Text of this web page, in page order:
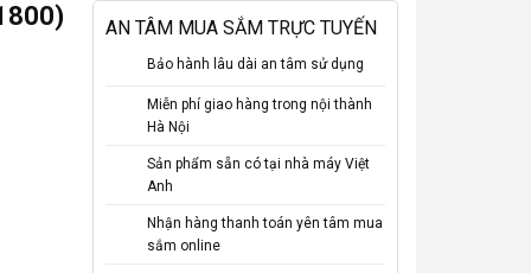
AN TÂM MUA SẮM TRỰC TUYẾN
Bảo hành lâu dài an tâm sử dụng
Miễn phí giao hàng trong nội thành
Hà Nội
Sản phẩm sẵn có tại nhà máy Việt
Anh
Nhận hàng thanh toán yên tâm mua
sắm online